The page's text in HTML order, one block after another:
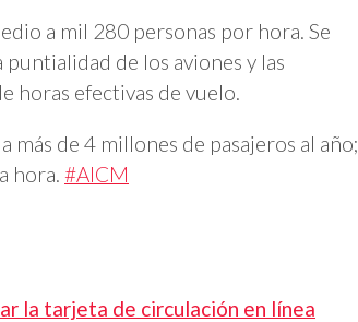
a mil 280 personas por hora. Se
de los aviones y las
horas efectivas de vuelo.
más de 4 millones de pasajeros al año;
hora. #AICM
la tarjeta de circulación en línea